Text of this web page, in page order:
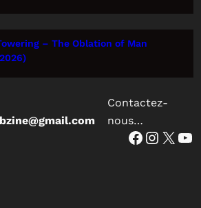
– The Oblation of Man
Contactez-
nous…
Facebook Instagram X YouTube